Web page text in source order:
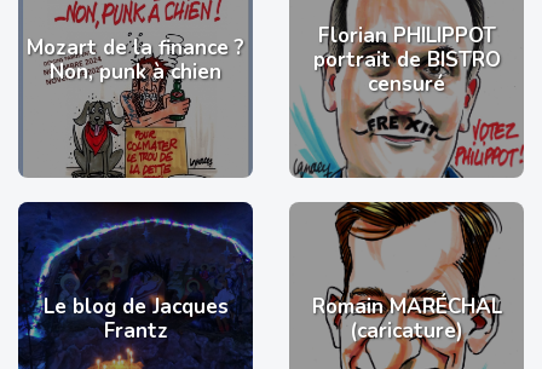
Mozart de la finance ?
Non, punk à chien
Florian PHILIPPOT
portrait de BISTRO
censuré
Le blog de Jacques
Frantz
Romain MARÉCHAL
(caricature)